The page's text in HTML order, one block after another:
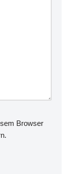
Browser